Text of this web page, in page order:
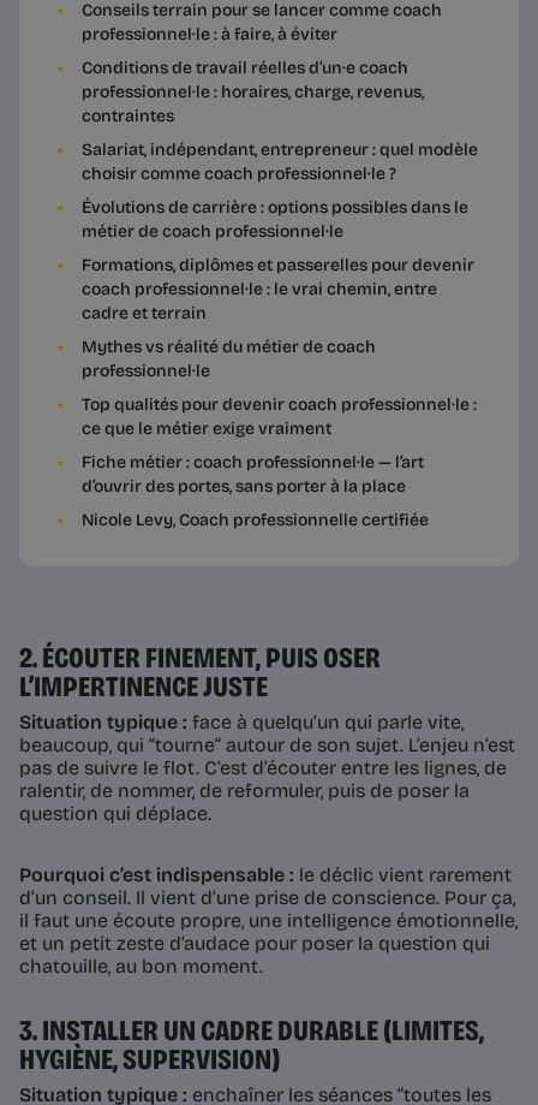
Conseils terrain pour se lancer comme coach
professionnel·le : à faire, à éviter
Conditions de travail réelles d’un·e coach
professionnel·le : horaires, charge, revenus,
contraintes
Salariat, indépendant, entrepreneur : quel modèle
choisir comme coach professionnel·le ?
Évolutions de carrière : options possibles dans le
métier de coach professionnel·le
Formations, diplômes et passerelles pour devenir
coach professionnel·le : le vrai chemin, entre
cadre et terrain
Mythes vs réalité du métier de coach
professionnel·le
Top qualités pour devenir coach professionnel·le :
ce que le métier exige vraiment
Fiche métier : coach professionnel·le — l’art
d’ouvrir des portes, sans porter à la place
Nicole Levy, Coach professionnelle certifiée
2. ÉCOUTER FINEMENT, PUIS OSER
L’IMPERTINENCE JUSTE
Situation typique : face à quelqu’un qui parle vite,
beaucoup, qui “tourne” autour de son sujet. L’enjeu n’est
pas de suivre le flot. C’est d’écouter entre les lignes, de
ralentir, de nommer, de reformuler, puis de poser la
question qui déplace.
Pourquoi c’est indispensable : le déclic vient rarement
d’un conseil. Il vient d’une prise de conscience. Pour ça,
il faut une écoute propre, une intelligence émotionnelle,
et un petit zeste d’audace pour poser la question qui
chatouille, au bon moment.
3. INSTALLER UN CADRE DURABLE (LIMITES,
HYGIÈNE, SUPERVISION)
Situation typique : enchaîner les séances “toutes les